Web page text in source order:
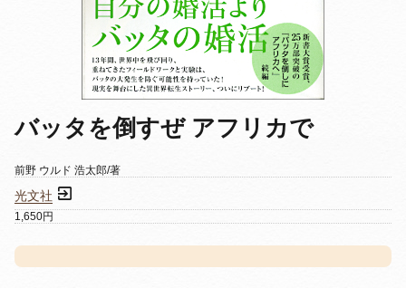
バッタを倒すぜ アフリカで
前野 ウルド 浩太郎/著
光文社
1,650円